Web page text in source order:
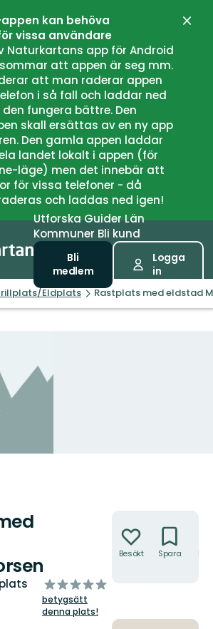
kan behöva
vissa användare
Naturkartans app för Android
att appen är seg mm.
att man raderar appen
i så fall och laddar ned
den fungera bättre. Den
skall ersättas av en ny app
Den gamla appen laddar
landet lokalt i appen (för
läge) men det innebär att
för vissa telefoner - då
och laddas ned igen!
UtforskaGuiderLän
Kommuner Bli kund
Bli
medlem
Logga
in
Eldplats Rastplats med eldstad
av
5
stjärnor
betygsätt
denna plats!
Besökt Spara